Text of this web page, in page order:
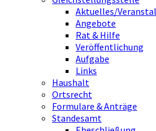
Aktuelles/
Angebote
Rat & Hilfe
Veröffentlichung
Aufgabe
Links
Haushalt
Ortsrecht
Formulare & Anträge
Standesamt